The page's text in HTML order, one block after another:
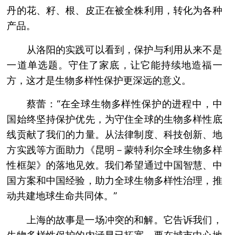
丹的花、籽、根、皮正在被全株利用，转化为各种
产品。
从洛阳的实践可以看到，保护与利用从来不是
一道单选题。守住了家底，让它能持续地造福一
方，这才是生物多样性保护更深远的意义。
蔡蕾：“在全球生物多样性保护的进程中，中
国始终坚持保护优先，为守住全球的生物多样性底
线贡献了我们的力量。从法律制度、科技创新、地
方实践等方面助力《昆明－蒙特利尔全球生物多样
性框架》的落地见效。我们希望通过中国智慧、中
国方案和中国经验，助力全球生物多样性治理，推
动共建地球生命共同体。”
上海的故事是一场冲突的和解。它告诉我们，